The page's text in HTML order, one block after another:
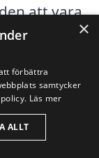
att vara
tjänst.
av
specifik
Vissa
×
förbättra
samtycker
Läs mer
ALLT